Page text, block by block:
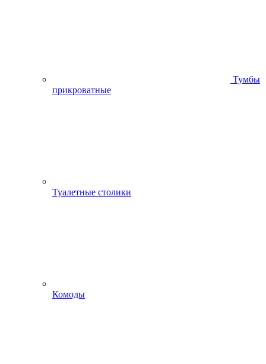
Тумбы
прикроватные
Туалетные столики
Комоды